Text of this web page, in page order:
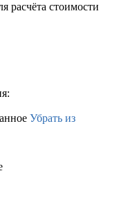
расчёта стоимости
Убрать из